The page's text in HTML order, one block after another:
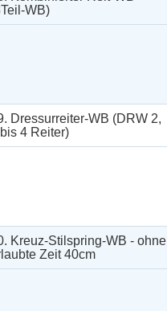
WB)
Dressurreiter-WB (DRW 2,
4 Reiter)
Kreuz-Stilspring-WB - ohne
Zeit 40cm